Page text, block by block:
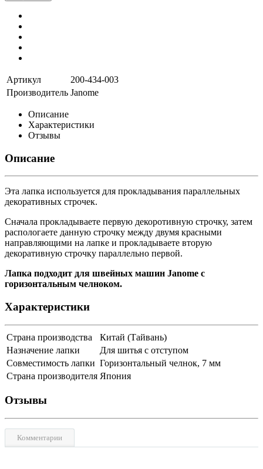
Артикул
200-434-003
Производитель Janome
Описание
Характеристики
Отзывы
Описание
Эта лапка используется для прокладывания параллельных
декоративных строчек.
Сначала прокладываете первую декоротивную строчку, затем
распологаете данную строчку между двумя красными
направляющими на лапке и прокладываете вторую
декоративную строчку параллельно первой.
Лапка подходит для швейных машин Janome с
горизонтальным челноком.
Характеристики
Страна производства
Китай (Тайвань)
Назначение лапки
Для шитья с отступом
Совместимость лапки Горизонтальный челнок, 7 мм
Страна производителя Япония
Отзывы
Комментарии